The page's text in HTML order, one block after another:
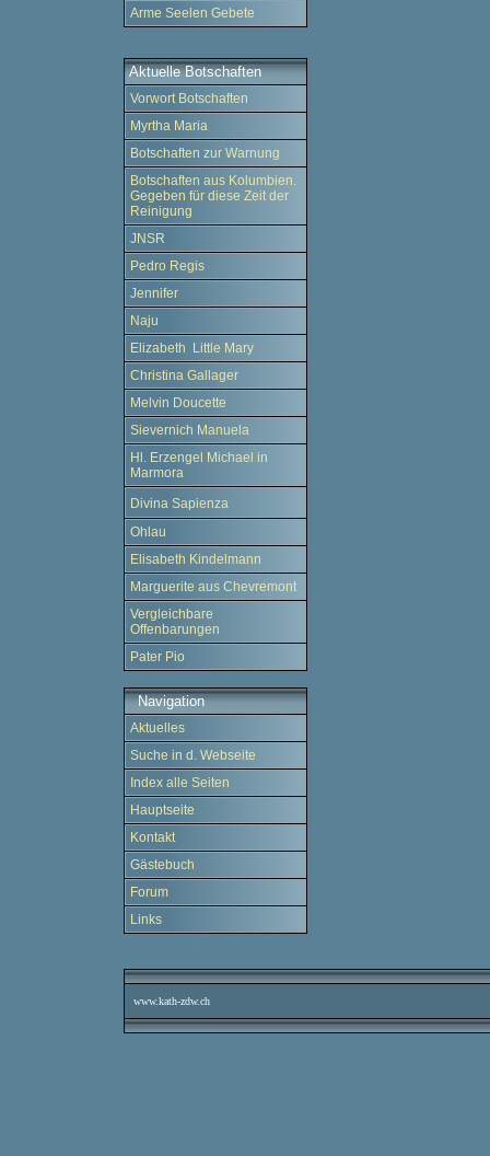
Arme Seelen Gebete
Aktuelle Botschaften
Vorwort Botschaften
Myrtha Maria
Botschaften zur Warnung
Botschaften aus Kolumbien.
Gegeben für diese Zeit der
Reinigung
JNSR
Pedro Regis
Jennifer
Naju
Elizabeth Little Mary
Christina Gallager
Melvin Doucette
Sievernich Manuela
Hl. Erzengel Michael in
Marmora
Divina Sapienza
Ohlau
Elisabeth Kindelmann
Marguerite aus Chevremont
Vergleichbare
Offenbarungen
Pater Pio
Navigation
Aktuelles
Suche in d. Webseite
Index alle Seiten
Hauptseite
Kontakt
Gästebuch
Forum
Links
www.kath-zdw.ch